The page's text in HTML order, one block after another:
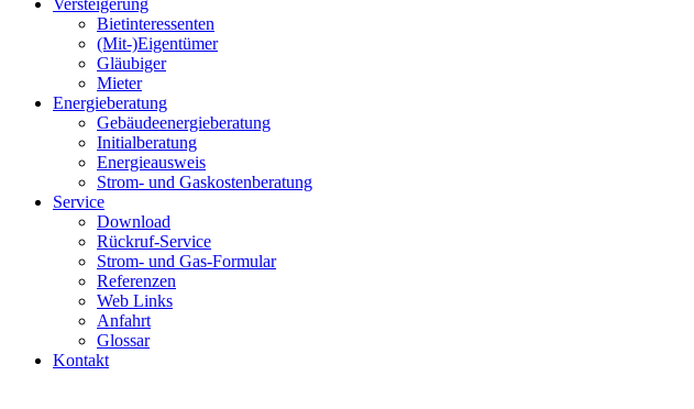
Bietinteressenten
(Mit-)Eigentümer
Gläubiger
Mieter
Energieberatung
Gebäudeenergieberatung
Initialberatung
Energieausweis
Strom- und Gaskostenberatung
Service
Download
Rückruf-Service
Strom- und Gas-Formular
Referenzen
Web Links
Anfahrt
Glossar
Kontakt